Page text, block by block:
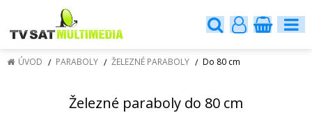
ÚVOD PARABOLY ŽELEZNÉ PARABOLY Do 80 cm
Železné paraboly do 80 cm